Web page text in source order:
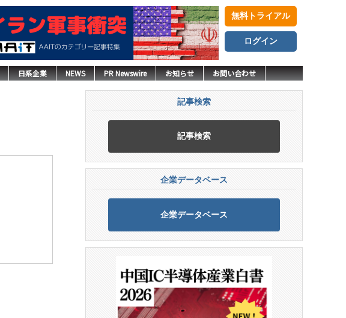
無料トライアル
ログイン
日系企業 NEWS PR Newswire お知らせ お問い合わせ
記事検索
記事検索
企業データベース
企業データベース